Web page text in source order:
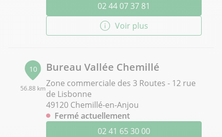
02 44 07 37 81
Voir plus
10
56.88 km
Bureau Vallée Chemillé
Zone commerciale des 3 Routes - 12 rue
de Lisbonne
49120 Chemillé-en-Anjou
Fermé actuellement
02 41 65 30 00